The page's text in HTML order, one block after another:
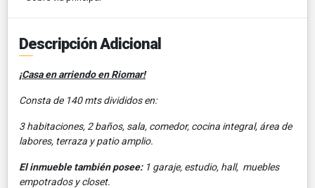
Descripción Adicional
¡Casa en arriendo en Riomar!
Consta de 140 mts divididos en:
3 habitaciones, 2 baños, sala, comedor, cocina integral, área de
labores, terraza y patio amplio.
El inmueble también posee:1 garaje, estudio, hall, muebles
empotrados y closet.